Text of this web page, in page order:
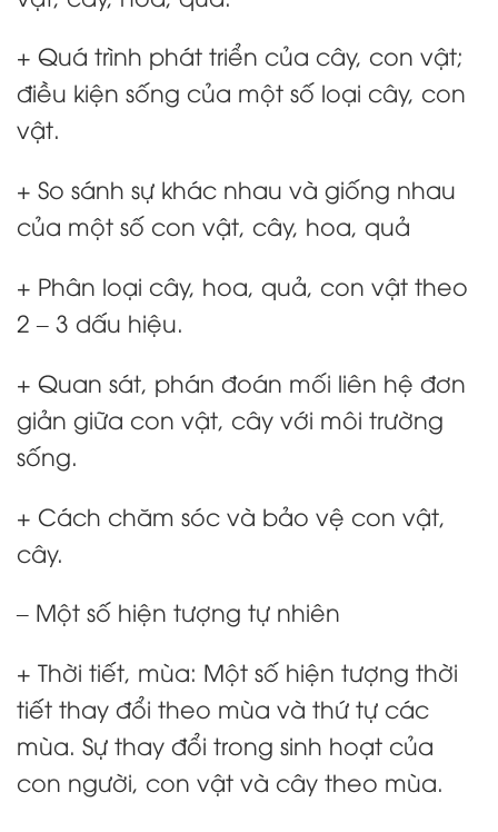
+ Quá trình phát triển của cây, con vật;
điều kiện sống của một số loại cây, con
vật.
+ So sánh sự khác nhau và giống nhau
của một số con vật, cây, hoa, quả
+ Phân loại cây, hoa, quả, con vật theo
2 – 3 dấu hiệu.
+ Quan sát, phán đoán mối liên hệ đơn
giản giữa con vật, cây với môi trường
sống.
+ Cách chăm sóc và bảo vệ con vật,
cây.
– Một số hiện tượng tự nhiên
+ Thời tiết, mùa: Một số hiện tượng thời
tiết thay đổi theo mùa và thứ tự các
mùa. Sự thay đổi trong sinh hoạt của
con người, con vật và cây theo mùa.